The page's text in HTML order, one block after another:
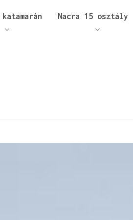
Nacra 15 osztály